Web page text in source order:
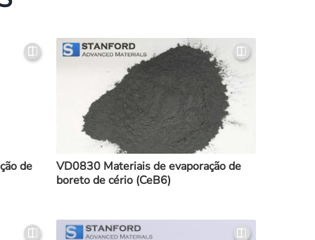
de
VD0830 Materiais de evaporação de
boreto de cério (CeB6)